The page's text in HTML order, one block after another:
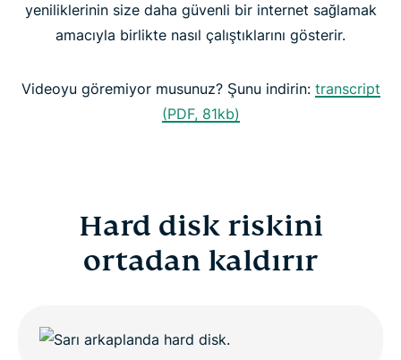
TrustedServer: Güvenlik çıtasını yükseltir
yeniliklerinin size daha güvenli bir internet sağlamak
amacıyla birlikte nasıl çalıştıklarını gösterir.
Videoyu göremiyor musunuz? Şunu indirin: transcript
(PDF, 81kb)
Hard disk riskini
ortadan kaldırır